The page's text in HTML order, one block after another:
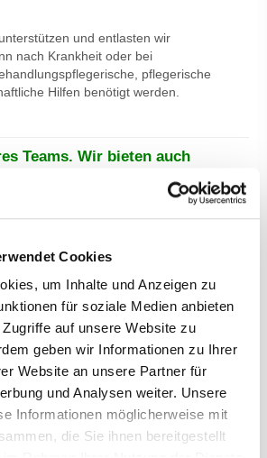
Cookies
um Inhalte und Anzeigen zu
für soziale Medien anbieten
auf unsere Website zu
geben wir Informationen zu Ihrer
Website an unsere Partner für
und Analysen weiter. Unsere
Informationen möglicherweise mit
die Sie ihnen bereitgestellt
und entlasten wir
nach Krankheit oder bei
pflegerische
Hilfen benötigt werden.
Teams. Wir bieten auch
pflege.de